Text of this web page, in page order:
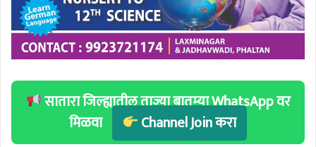
सातारा जिल्ह्यातील ताज्या बातम्या WhatsApp वर
मिळवा
Channel Join करा